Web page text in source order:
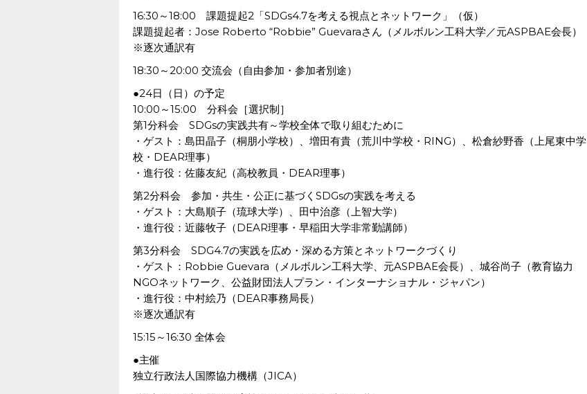
16:30～18:00 課題提起2「SDGs4.7を考える視点とネットワーク」（仮）
課題提起者：Jose Roberto “Robbie” Guevaraさん（メルボルン工科大学／元ASPBAE会長）
※逐次通訳有
18:30～20:00 交流会（自由参加・参加者別途）
●24日（日）の予定
10:00～15:00 分科会［選択制］
第1分科会 SDGsの実践共有～学校全体で取り組むために
・ゲスト：島田晶子（桐朋小学校）、増田有貴（荒川中学校・RING）、松倉紗野香（上尾東中学
校・DEAR理事）
・進行役：佐藤友紀（高校教員・DEAR理事）
第2分科会 参加・共生・公正に基づくSDGsの実践を考える
・ゲスト：大島順子（琉球大学）、田中治彦（上智大学）
・進行役：近藤牧子（DEAR理事・早稲田大学非常勤講師）
第3分科会 SDG4.7の実践を広め・深める方策とネットワークづくり
・ゲスト：Robbie Guevara（メルボルン工科大学、元ASPBAE会長）、城谷尚子（教育協力
NGOネットワーク、公益財団法人プラン・インターナショナル・ジャパン）
・進行役：中村絵乃（DEAR事務局長）
※逐次通訳有
15:15～16:30 全体会
●主催
独立行政法人国際協力機構（JICA）